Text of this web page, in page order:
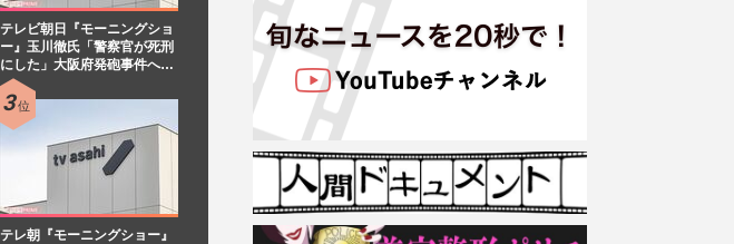
テレビ朝日『モーニングショ
ー』玉川徹氏「警察官が死刑
にした」大阪府発砲事件へ…
テレ朝『モーニングショー』